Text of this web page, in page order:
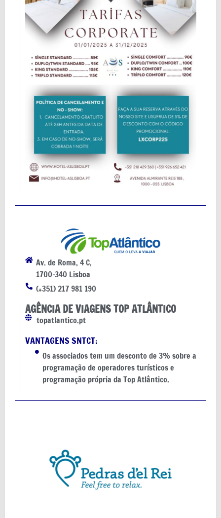
Av. de Roma, 4 C,
1700-340 Lisboa
(+351) 217 981 190
AGÊNCIA DE VIAGENS TOP ATLÂNTICO
topatlantico.pt
VANTAGENS SNTCT:
Os associados tem um desconto de 3% sobre a
programação de operadores turísticos e
programação própria da Top Atlântico.